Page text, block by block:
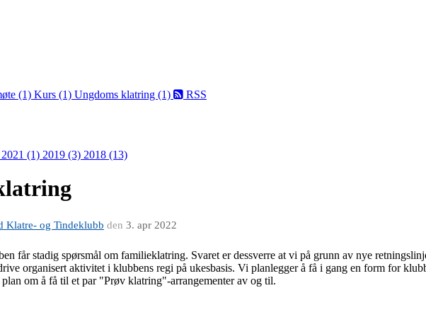
(1) Kurs (1) Ungdoms klatring (1) RSS
2021 (1) 2019 (3) 2018 (13)
Klatre- og Tindeklubb den 3. apr 2022
får stadig spørsmål om familieklatring. Svaret er dessverre at vi på grunn av nye
organisert aktivitet i klubbens regi på ukesbasis. Vi planlegger å få i gang en form for
plan om å få til et par "Prøv klatring"-arrangementer av og til.